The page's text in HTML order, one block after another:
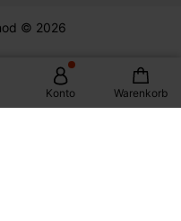
Konto Warenkorb
© 2026
Link